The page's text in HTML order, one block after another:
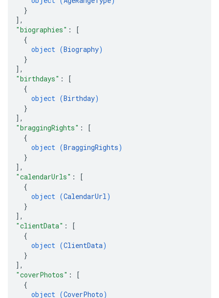
}
] ,
"biographies" :
[
{
object (Biography)
}
] ,
"birthdays" :
[
{
object (Birthday)
}
] ,
"braggingRights" :
[
{
object (BraggingRights)
}
] ,
"calendarUrls" :
[
{
object (CalendarUrl)
}
] ,
"clientData" :
[
{
object (ClientData)
}
] ,
"coverPhotos" :
[
{
object (CoverPhoto)